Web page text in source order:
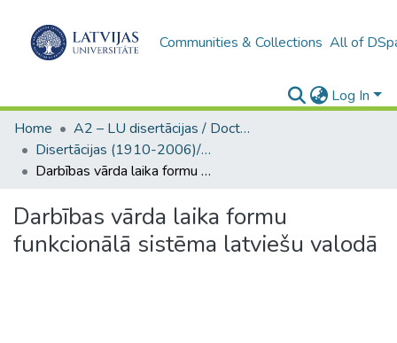
Communities & Collections All of
Log In
Home
A2 – LU disertācijas / Doctoral theses UL
Disertācijas (1910-2006)/ Doctoral Theses
Darbības vārda laika formu funkcionālā sistēma latviešu valodā
Darbības vārda laika formu
funkcionālā sistēma latviešu valodā